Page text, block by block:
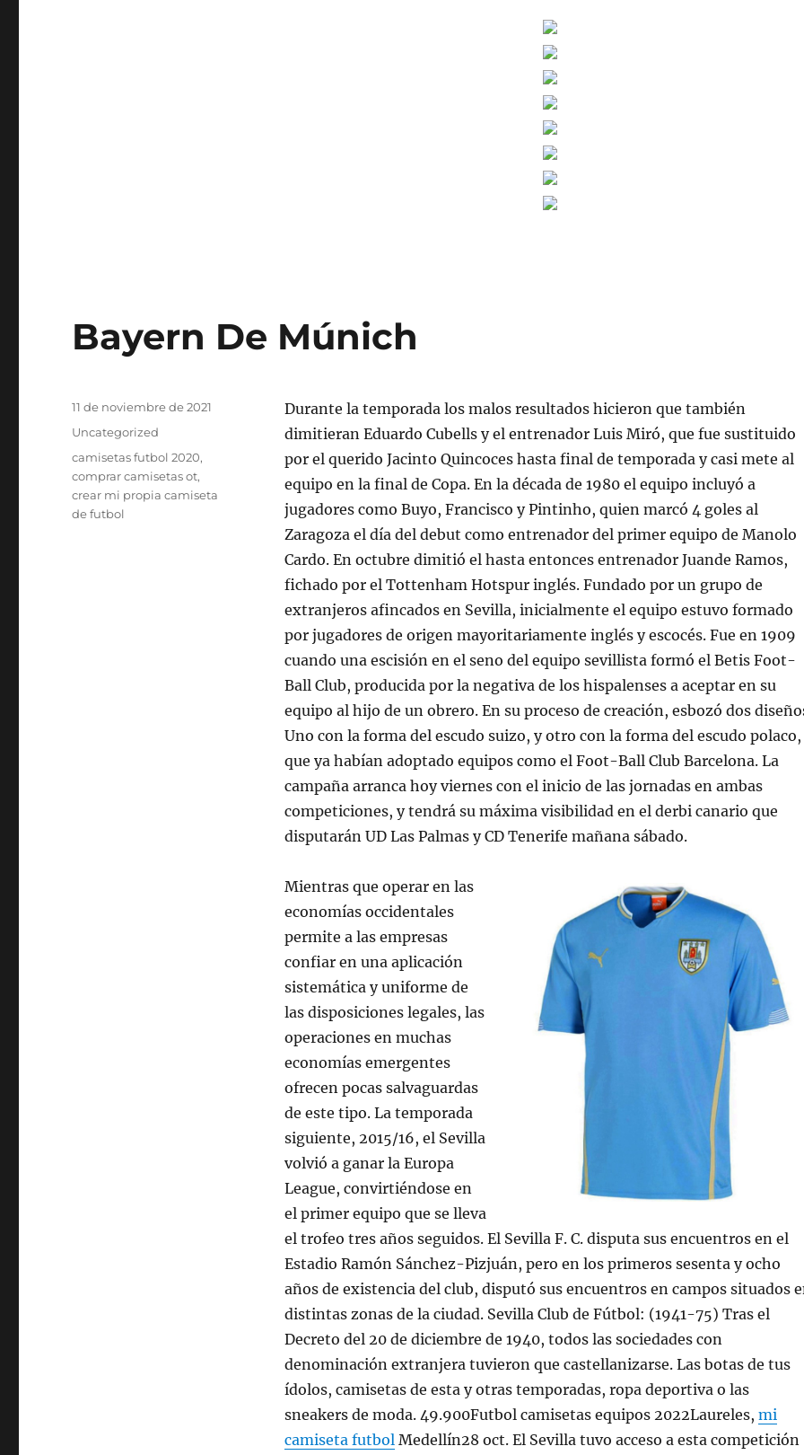
Bayern De Múnich
Durante la temporada los malos resultados hicieron que también
dimitieran Eduardo Cubells y el entrenador Luis Miró, que fue sustituido
por el querido Jacinto Quincoces hasta final de temporada y casi mete al
equipo en la final de Copa. En la década de 1980 el equipo incluyó a
jugadores como Buyo, Francisco y Pintinho, quien marcó 4 goles al
Zaragoza el día del debut como entrenador del primer equipo de Manolo
Cardo. En octubre dimitió el hasta entonces entrenador Juande Ramos,
fichado por el Tottenham Hotspur inglés. Fundado por un grupo de
extranjeros afincados en Sevilla, inicialmente el equipo estuvo formado
por jugadores de origen mayoritariamente inglés y escocés. Fue en 1909
cuando una escisión en el seno del equipo sevillista formó el Betis Foot-
Ball Club, producida por la negativa de los hispalenses a aceptar en su
equipo al hijo de un obrero. En su proceso de creación, esbozó dos
Uno con la forma del escudo suizo, y otro con la forma del escudo polaco,
que ya habían adoptado equipos como el Foot-Ball Club Barcelona. La
campaña arranca hoy viernes con el inicio de las jornadas en ambas
competiciones, y tendrá su máxima visibilidad en el derbi canario que
disputarán UD Las Palmas y CD Tenerife mañana sábado.
Mientras que operar en las
economías occidentales
permite a las empresas
confiar en una aplicación
sistemática y uniforme de
las disposiciones legales, las
operaciones en muchas
economías emergentes
ofrecen pocas salvaguardas
de este tipo. La temporada
siguiente, 2015/16, el Sevilla
volvió a ganar la Europa
League, convirtiéndose en
el primer equipo que se lleva
el trofeo tres años seguidos. El Sevilla F. C. disputa sus encuentros en el
Estadio Ramón Sánchez-Pizjuán, pero en los primeros sesenta y ocho
años de existencia del club, disputó sus encuentros en campos situados
distintas zonas de la ciudad. Sevilla Club de Fútbol: (1941-75) Tras el
Decreto del 20 de diciembre de 1940, todos las sociedades con
denominación extranjera tuvieron que castellanizarse. Las botas de tus
ídolos, camisetas de esta y otras temporadas, ropa deportiva o las
sneakers de moda. 49.900Futbol camisetas equipos 2022Laureles, mi
camiseta futbolMedellín28 oct. El Sevilla tuvo acceso a esta competición
Publicado
11 de noviembre de 2021
Categorías
Uncategorized
Etiquetas
camisetas futbol 2020,
comprar camisetas ot,
crear mi propia camiseta
de futbol